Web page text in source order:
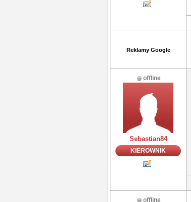
Reklamy Google
offline
Sebastian84
KIEROWNIK
offline